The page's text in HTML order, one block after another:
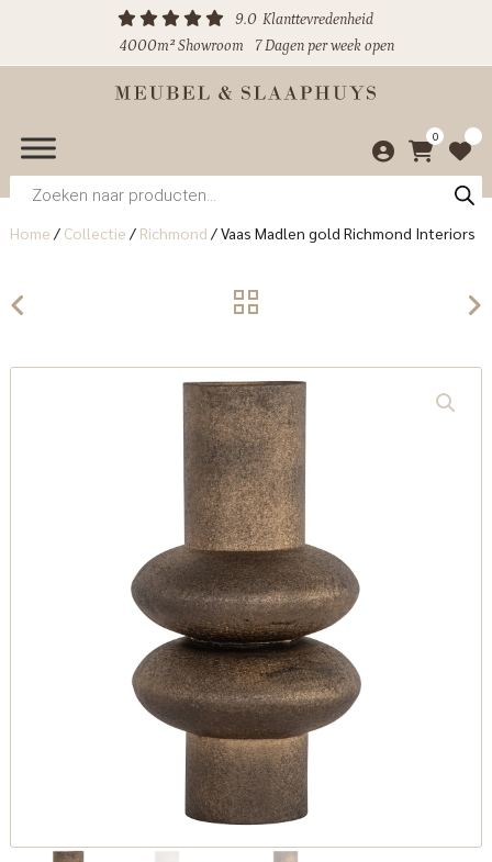
9.0 Klanttevredenheid
4000m² Showroom
7 Dagen per week open
0
Producten
zoeken
Home / Collectie / Richmond /Vaas Madlen gold Richmond Interiors